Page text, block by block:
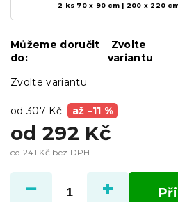
od 307 Kč až –11 %
od 292 Kč
od 241 Kč bez DPH
cena:
Zvolte variantu
2 ks 70 x 90 cm | 200 x 220
Můžeme doručit
do:
Zvolte
variantu